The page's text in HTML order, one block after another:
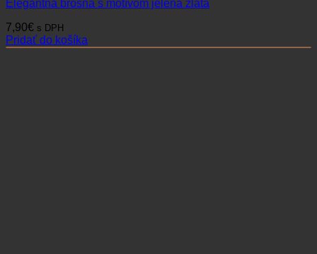
Elegantná brošňa s motívom jeleňa zlatá
7,90€ s DPH
Pridať do košíka